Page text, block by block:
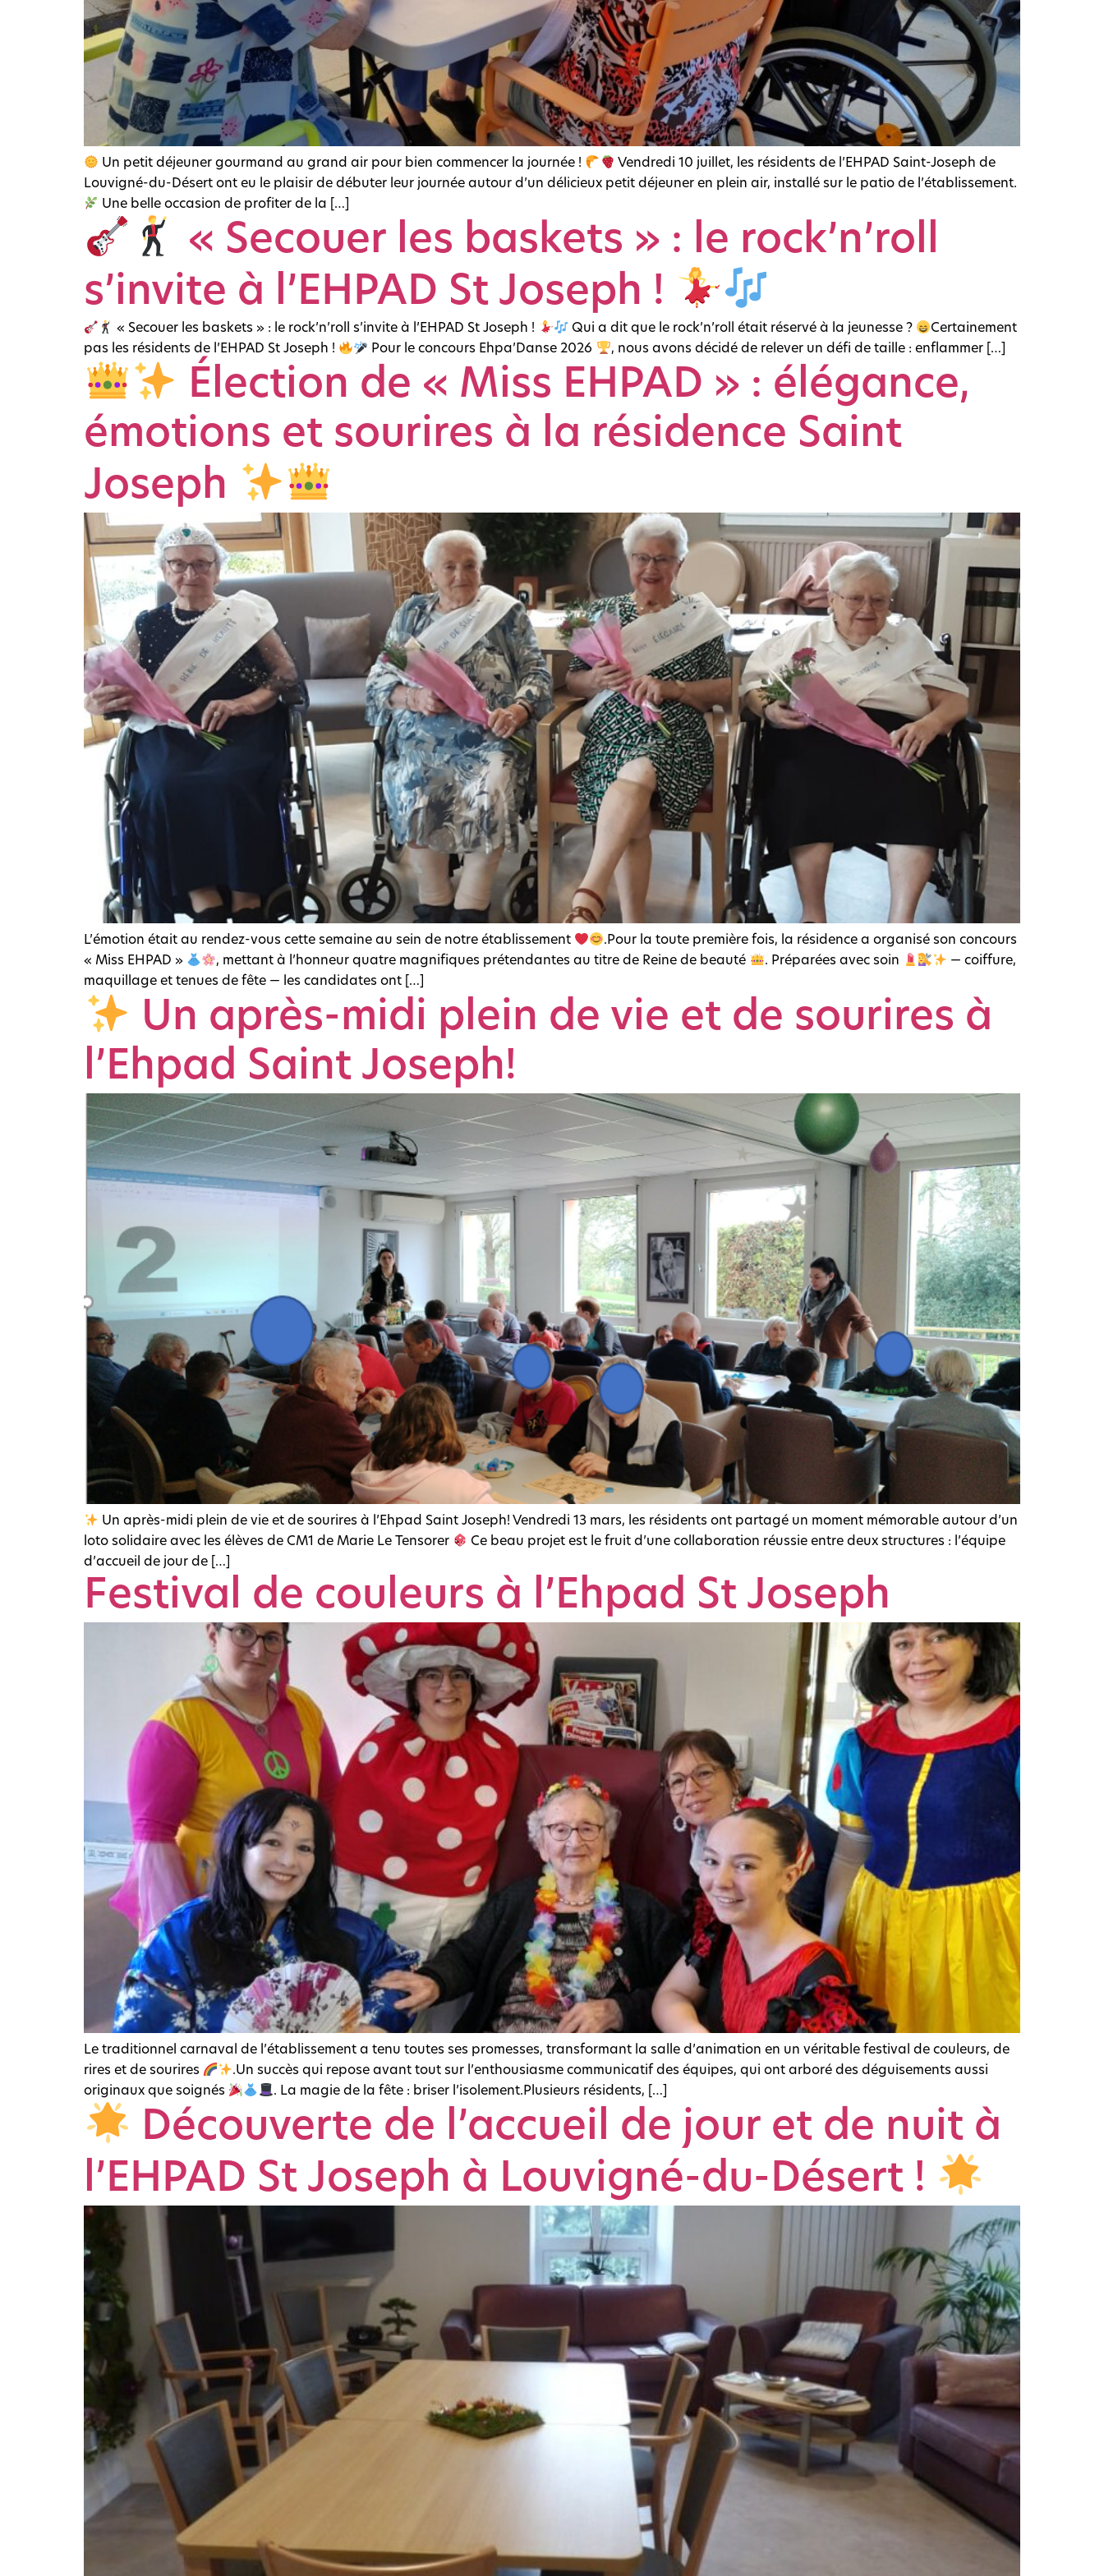
Un petit déjeuner gourmand au grand air pour bien commencer la journée !
Vendredi 10 juillet, les résidents de l’EHPAD Saint-Joseph de
Louvigné-du-Désert ont eu le plaisir de débuter leur journée autour d’un délicieux petit déjeuner en plein air, installé sur le patio de l’établissement.
Une belle occasion de profiter de la […]
« Secouer les baskets » : le rock’n’roll
s’invite à l’EHPAD St Joseph !
« Secouer les baskets » : le rock’n’roll s’invite à l’EHPAD St Joseph ! Qui a dit que le rock’n’roll était réservé à la jeunesse ?
Certainement
pas les résidents de l’EHPAD St Joseph !
Pour le concours Ehpa’Danse 2026 , nous avons décidé de relever un défi de taille : enflammer […]
Élection de « Miss EHPAD » : élégance,
émotions et sourires à la résidence Saint
Joseph
L’émotion était au rendez-vous cette semaine au sein de notre établissement
.Pour la toute première fois, la résidence a organisé son concours
« Miss EHPAD »
, mettant à l’honneur quatre magnifiques prétendantes au titre de Reine de beauté . Préparées avec soin
— coiffure,
maquillage et tenues de fête — les candidates ont […]
Un après-midi plein de vie et de sourires à
l’Ehpad Saint Joseph!
Un après-midi plein de vie et de sourires à l’Ehpad Saint Joseph! Vendredi 13 mars, les résidents ont partagé un moment mémorable autour d’un
loto solidaire avec les élèves de CM1 de Marie Le Tensorer
Ce beau projet est le fruit d’une collaboration réussie entre deux structures : l’équipe
d’accueil de jour de […]
Festival de couleurs à l’Ehpad St Joseph
Le traditionnel carnaval de l’établissement a tenu toutes ses promesses, transformant la salle d’animation en un véritable festival de couleurs, de
rires et de sourires
.Un succès qui repose avant tout sur l’enthousiasme communicatif des équipes, qui ont arboré des déguisements aussi
originaux que soignés
. La magie de la fête : briser l’isolement.Plusieurs résidents, […]
Découverte de l’accueil de jour et de nuit à
l’EHPAD St Joseph à Louvigné-du-Désert !